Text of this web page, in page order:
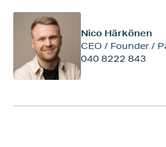
Nico Härkönen
CEO / Founder /
040 8222 843